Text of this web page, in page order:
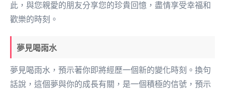
此，與您親愛的朋友分享您的珍貴回憶，盡情享受幸福和
歡樂的時刻。
夢見喝雨水
夢見喝雨水，預示著你即將經歷一個新的變化時刻。換句
話說，這個夢與你的成長有關，是一個積極的信號，預示